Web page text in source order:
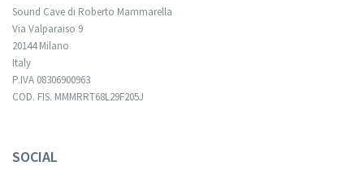
Sound Cave di Roberto Mammarella
Via Valparaiso 9
20144 Milano
Italy
P.IVA 08306900963
COD. FIS. MMMRRT68L29F205J
SOCIAL